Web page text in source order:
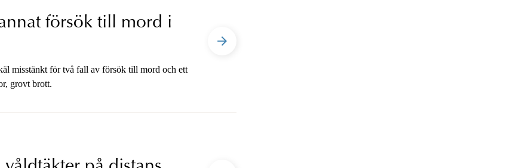
försök till mord i
misstänkt för två fall av försök till mord och ett
grovt brott.